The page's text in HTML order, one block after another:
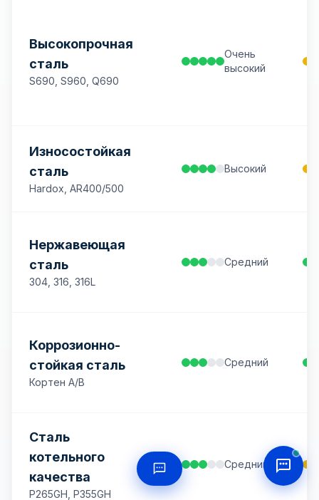
Высокопрочная
сталь
S690, S960, Q690
Очень
высокий
Износостойкая
сталь
Hardox, AR400/500
Высокий
Нержавеющая
сталь
304, 316, 316L
Средний
Коррозионно-
стойкая сталь
Кортен A/B
Средний
Сталь
котельного
качества
P265GH, P355GH
Средний